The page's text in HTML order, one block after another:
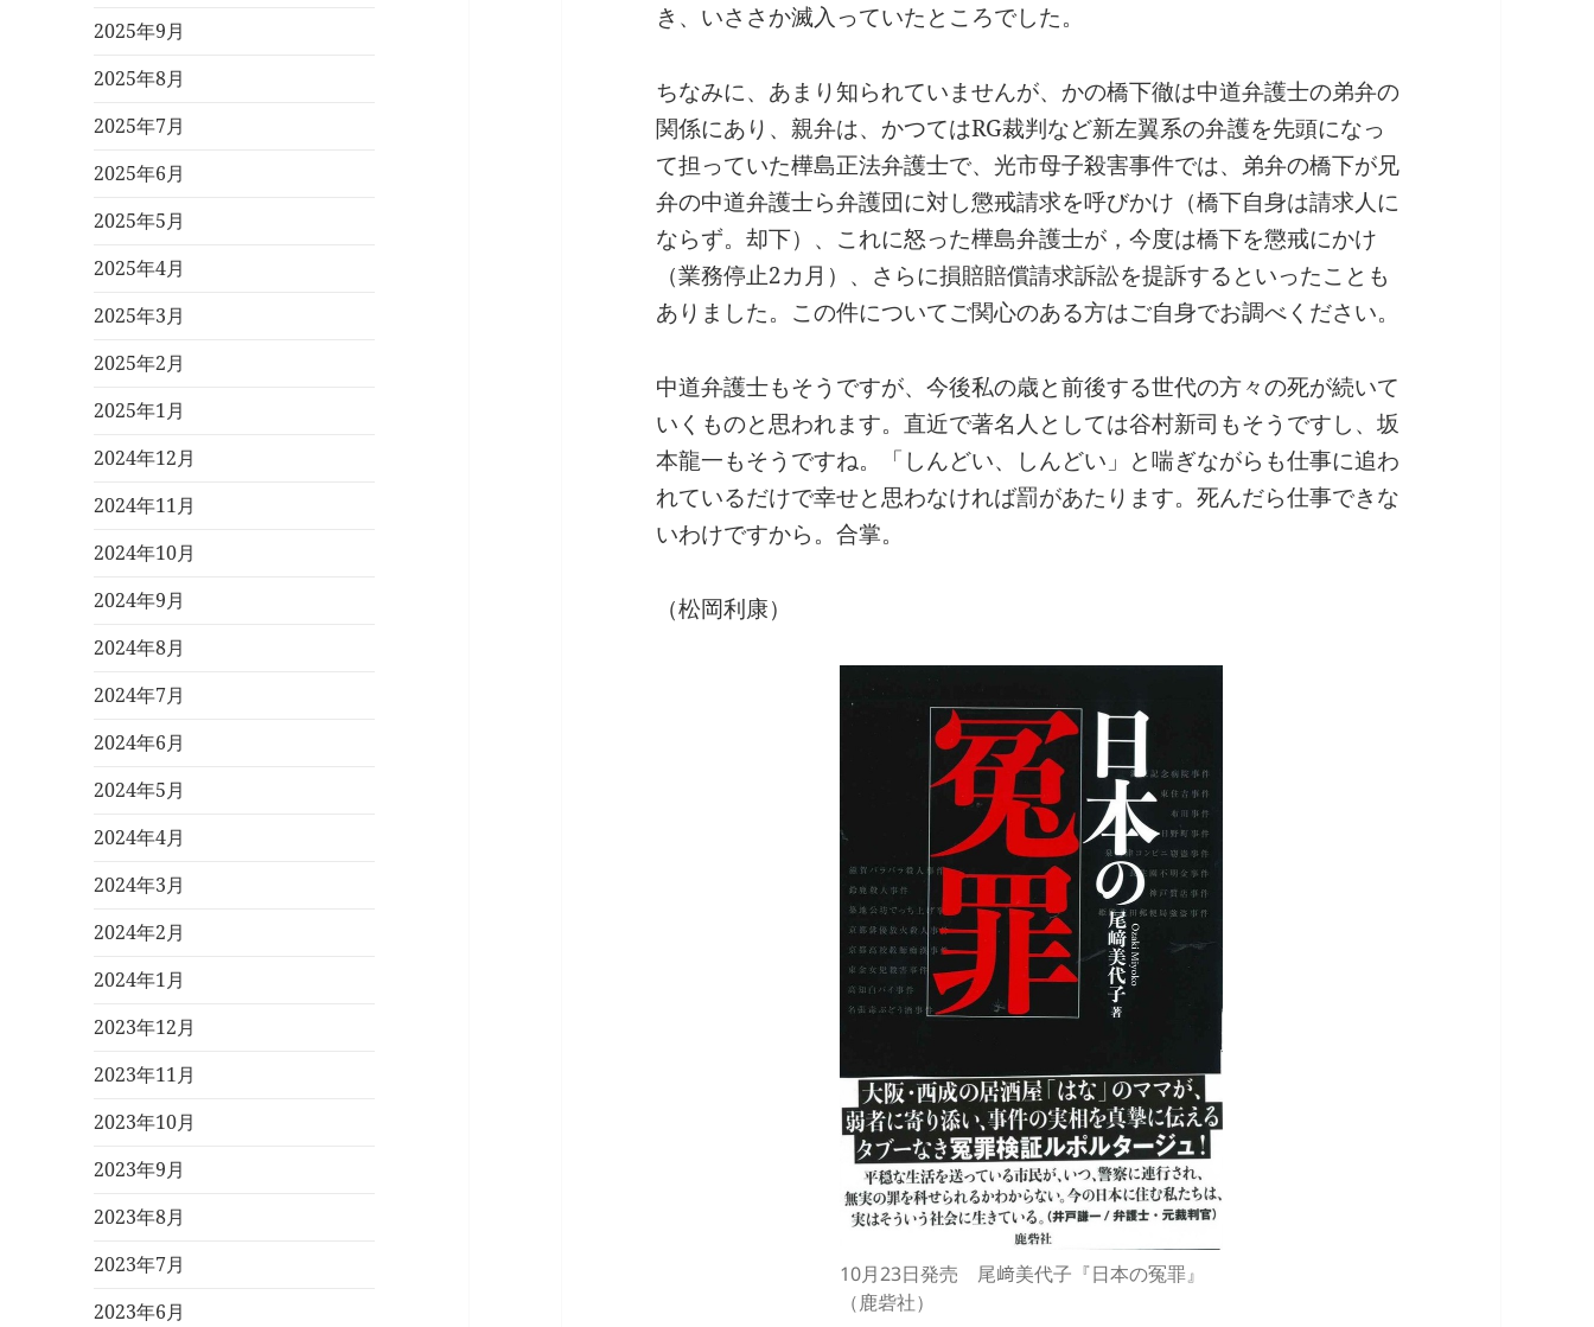
2025年9月
2025年8月
2025年7月
2025年6月
2025年5月
2025年4月
2025年3月
2025年2月
2025年1月
2024年12月
2024年11月
2024年10月
2024年9月
2024年8月
2024年7月
2024年6月
2024年5月
2024年4月
2024年3月
2024年2月
2024年1月
2023年12月
2023年11月
2023年10月
2023年9月
2023年8月
2023年7月
2023年6月
き、いささか滅入っていたところでした。
ちなみに、あまり知られていませんが、かの橋下徹は中道弁護士の弟弁の
関係にあり、親弁は、かつてはRG裁判など新左翼系の弁護を先頭になっ
て担っていた樺島正法弁護士で、光市母子殺害事件では、弟弁の橋下が兄
弁の中道弁護士ら弁護団に対し懲戒請求を呼びかけ（橋下自身は請求人に
ならず。却下）、これに怒った樺島弁護士が，今度は橋下を懲戒にかけ
（業務停止2カ月）、さらに損賠賠償請求訴訟を提訴するといったことも
ありました。この件についてご関心のある方はご自身でお調べください。
中道弁護士もそうですが、今後私の歳と前後する世代の方々の死が続いて
いくものと思われます。直近で著名人としては谷村新司もそうですし、坂
本龍一もそうですね。「しんどい、しんどい」と喘ぎながらも仕事に追わ
れているだけで幸せと思わなければ罰があたります。死んだら仕事できな
いわけですから。合掌。
（松岡利康）
10月23日発売 尾﨑美代子『日本の冤罪』
（鹿砦社）